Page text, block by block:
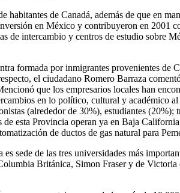
de Canadá, además de que en
en México y contribuyeron en 2001
de intercambio y centros de estudio sobre
formada por inmigrantes provenientes de
el ciudadano Romero Barraza
que los empresarios locales han
en lo político, cultural y académico
(alrededor de 30%), estudiantes (20%);
esta Provincia operan ya en Baja
de ductos de gas natural para
sede de las tres universidades más
Británica, Simon Fraser y de Victoria